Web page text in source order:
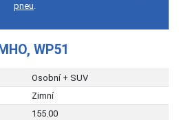
pneu.
WP51
Osobní + SUV
Zimní
155.00